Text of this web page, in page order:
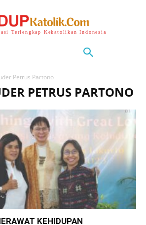
Terlengkap Kekatolikan Indonesia
Petrus Partono
PETRUS PARTONO
KEHIDUPAN